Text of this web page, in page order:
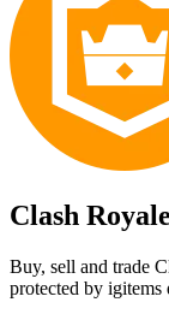
Clash Royale
Buy, sell and trade
protected by igitems